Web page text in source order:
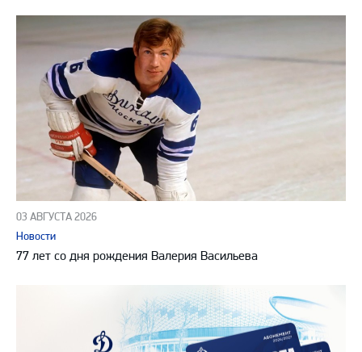
03 АВГУСТА 2026
Новости
77 лет со дня рождения Валерия Васильева